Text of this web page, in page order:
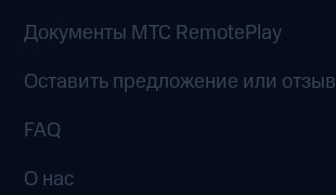
Документы MTC RemotePlay
Оставить предложение или отзыв
FAQ
О нас